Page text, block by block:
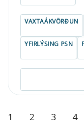
VAXTAÁKVÖRÐUN
YFIRLÝSING PSN
1 2 3 4